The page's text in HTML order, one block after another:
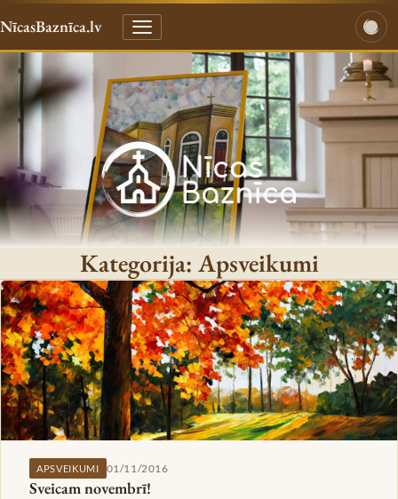
NīcasBaznīca.lv
Kategorija: Apsveikumi
APSVEIKUMI 01/11/2016
Sveicam novembrī!